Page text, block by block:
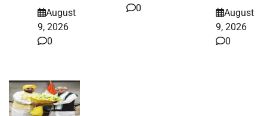
August
9, 2026
0
0
August
9, 2026
0